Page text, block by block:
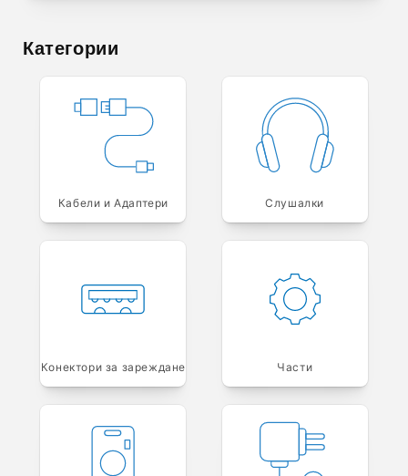
Категории
Кабели и Адаптери Слушалки
Конектори за зареждане Части